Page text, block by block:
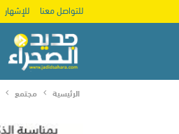
للتواصل معنا للإشهار
الرئيسية مجتمع